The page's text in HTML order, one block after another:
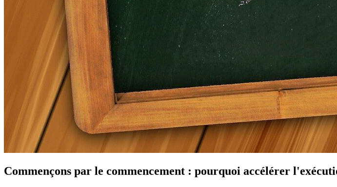
Commençons par le commencement : pourquoi accélérer